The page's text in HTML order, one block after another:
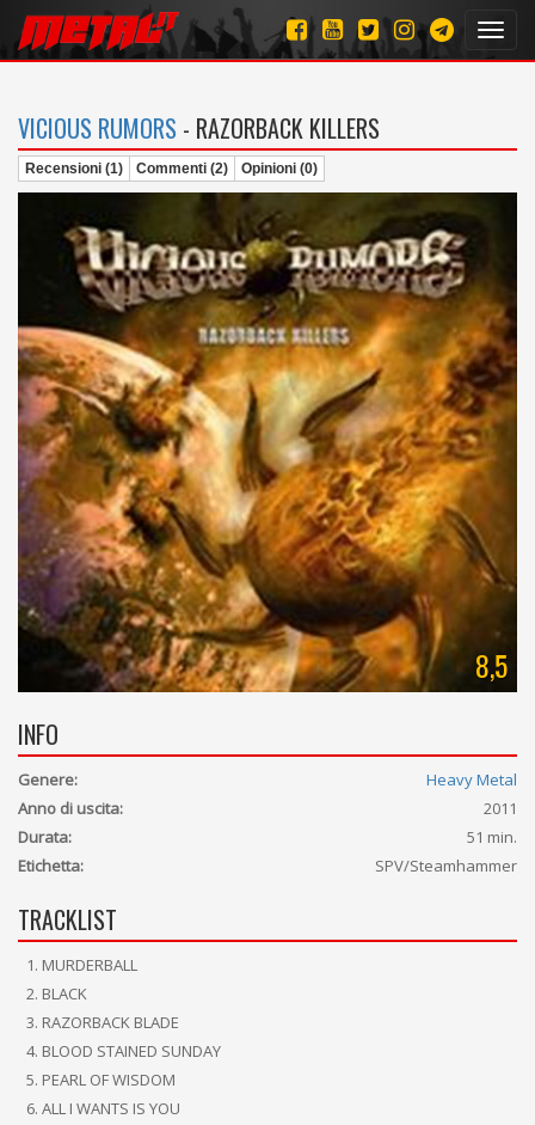
VICIOUS RUMORS - RAZORBACK KILLERS
Recensioni (1) Commenti (2) Opinioni (0)
8,5
INFO
Genere:
Heavy Metal
Anno di uscita:
2011
Durata:
51 min.
Etichetta:
SPV/Steamhammer
TRACKLIST
MURDERBALL
BLACK
RAZORBACK BLADE
BLOOD STAINED SUNDAY
PEARL OF WISDOM
ALL I WANTS IS YOU